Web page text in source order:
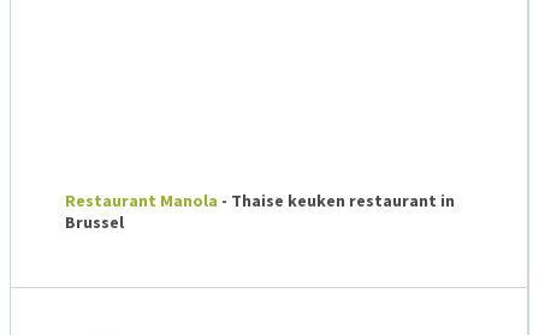
Restaurant Manola - Thaise keuken restaurant in
Brussel